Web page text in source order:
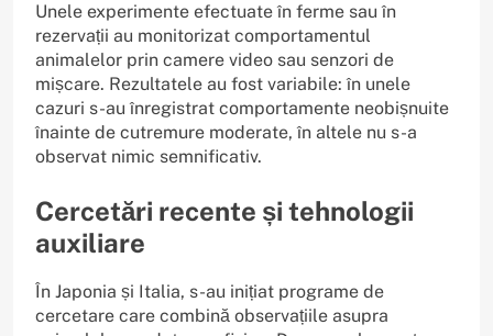
Unele experimente efectuate în ferme sau în
rezervații au monitorizat comportamentul
animalelor prin camere video sau senzori de
mișcare. Rezultatele au fost variabile: în unele
cazuri s-au înregistrat comportamente neobișnuite
înainte de cutremure moderate, în altele nu s-a
observat nimic semnificativ.
Cercetări recente și tehnologii
auxiliare
În Japonia și Italia, s-au inițiat programe de
cercetare care combină observațiile asupra